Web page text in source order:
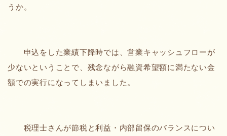
うか。
申込をした業績下降時では、営業キャッシュフローが
少ないということで、残念ながら融資希望額に満たない金
額での実行になってしまいました。
税理士さんが節税と利益・内部留保のバランスについ